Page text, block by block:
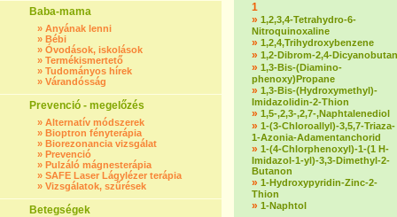
Baba-mama
» Anyának lenni
» Bébi
» Óvodások, iskolások
» Termékismertető
» Tudományos hírek
» Várandósság
Prevenció - megelőzés
» Alternatív módszerek
» Bioptron fényterápia
» Biorezonancia vizsgálat
» Prevenció
» Pulzáló mágnesterápia
» SAFE Laser Lágylézer terápia
» Vizsgálatok, szűrések
Betegségek
1
» 1,2,3,4-Tetrahydro-6-
Nitroquinoxaline
» 1,2,4,Trihydroxybenzene
» 1,2-Dibrom-2,4-Dicyanobutan
» 1,3-Bis-(Diamino-
phenoxy)Propane
» 1,3-Bis-(Hydroxymethyl)-
Imidazolidin-2-Thion
» 1,5-,2,3-,2,7-,Naphtalenediol
» 1-(3-Chloroallyl)-3,5,7-Triaza-
1-Azonia-Adamentanchorid
» 1-(4-Chlorphenoxyl)-1-(1 H-
Imidazol-1-yl)-3,3-Dimethyl-2-
Butanon
» 1-Hydroxypyridin-Zinc-2-
Thion
» 1-Naphtol